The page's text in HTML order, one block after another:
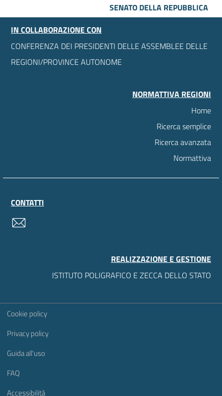
SENATO DELLA REPUBBLICA
IN COLLABORAZIONE CON
CONFERENZA DEI PRESIDENTI DELLE ASSEMBLEE DELLE
REGIONI/PROVINCE AUTONOME
NORMATTIVA REGIONI
Home
Ricerca semplice
Ricerca avanzata
Normattiva
CONTATTI
REALIZZAZIONE E GESTIONE
ISTITUTO POLIGRAFICO E ZECCA DELLO STATO
Sezione Link Utili
Cookie policy
Privacy policy
Guida all'uso
FAQ
Accessibilità